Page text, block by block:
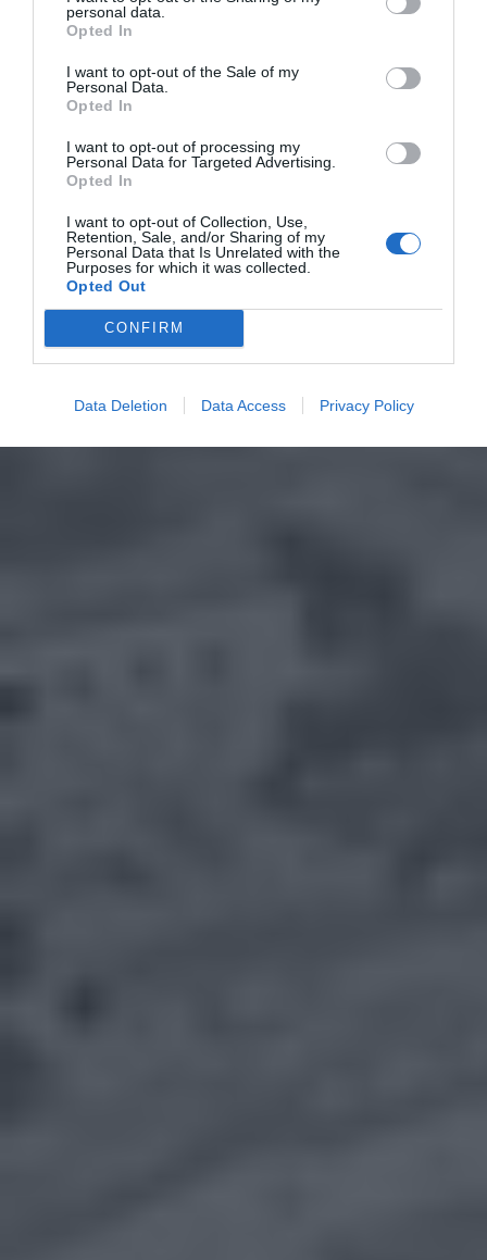
personal data.
Opted In
I want to opt-out of the Sale of my
Personal Data.
Opted In
I want to opt-out of processing my
Personal Data for Targeted Advertising.
Opted In
I want to opt-out of Collection, Use,
Retention, Sale, and/or Sharing of my
Personal Data that Is Unrelated with the
Purposes for which it was collected.
Opted Out
CONFIRM
Data Deletion Data Access Privacy Policy